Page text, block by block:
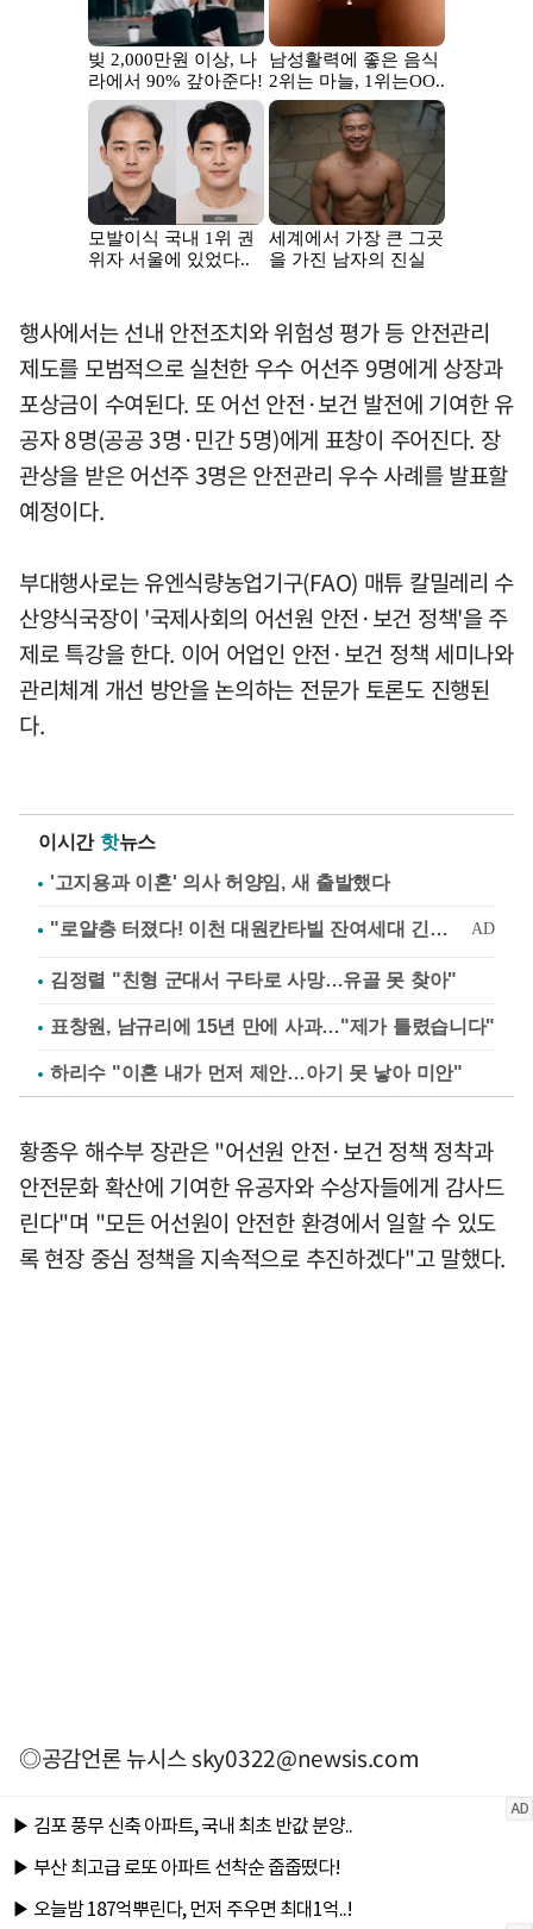
행사에서는 선내 안전조치와 위험성 평가 등 안전관리
제도를 모범적으로 실천한 우수 어선주 9명에게 상장과
포상금이 수여된다. 또 어선 안전·보건 발전에 기여한 유
공자 8명(공공 3명·민간 5명)에게 표창이 주어진다. 장
관상을 받은 어선주 3명은 안전관리 우수 사례를 발표할
예정이다.
부대행사로는 유엔식량농업기구(FAO) 매튜 칼밀레리 수
산양식국장이 '국제사회의 어선원 안전·보건 정책'을 주
제로 특강을 한다. 이어 어업인 안전·보건 정책 세미나와
관리체계 개선 방안을 논의하는 전문가 토론도 진행된
다.
이시간 핫뉴스
'고지용과 이혼' 의사 허양임, 새 출발했다
김정렬 "친형 군대서 구타로 사망…유골 못 찾아"
표창원, 남규리에 15년 만에 사과…"제가 틀렸습니다"
하리수 "이혼 내가 먼저 제안…아기 못 낳아 미안"
황종우 해수부 장관은 "어선원 안전·보건 정책 정착과
안전문화 확산에 기여한 유공자와 수상자들에게 감사드
린다"며 "모든 어선원이 안전한 환경에서 일할 수 있도
록 현장 중심 정책을 지속적으로 추진하겠다"고 말했다.
◎공감언론 뉴시스sky0322@newsis.com